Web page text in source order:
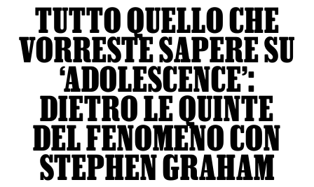
TUTTO QUELLO CHE
VORRESTE SAPERE SU
‘ADOLESCENCE’:
DIETRO LE QUINTE
DEL FENOMENO CON
STEPHEN GRAHAM